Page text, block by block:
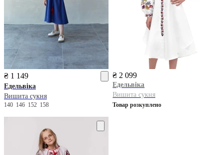
₴ 1 149
Едельвіка
Вишита сукня
140 146 152 158
₴ 2 099
Едельвіка
Вишита сукня
Товар розкуплено